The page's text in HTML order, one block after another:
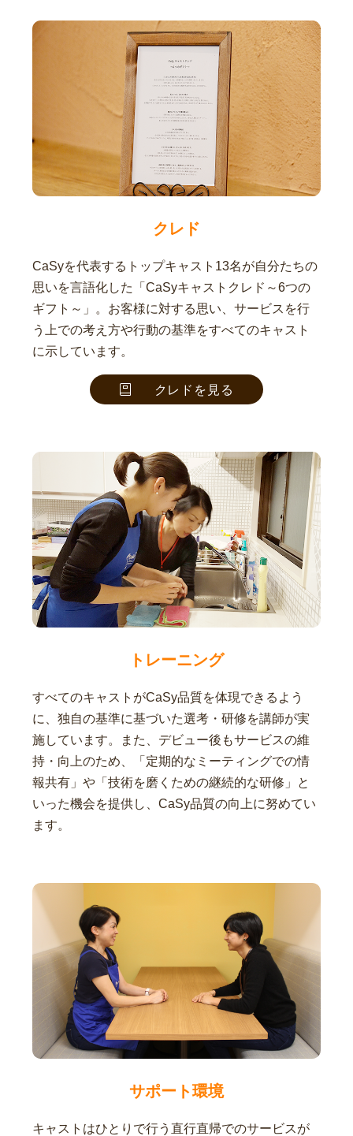
クレド
CaSyを代表するトップキャスト13名が自分たちの
思いを言語化した「CaSyキャストクレド～6つの
ギフト～」。お客様に対する思い、サービスを行
う上での考え方や行動の基準をすべてのキャスト
に示しています。
クレドを見る
トレーニング
すべてのキャストがCaSy品質を体現できるよう
に、独自の基準に基づいた選考・研修を講師が実
施しています。また、デビュー後もサービスの維
持・向上のため、「定期的なミーティングでの情
報共有」や「技術を磨くための継続的な研修」と
いった機会を提供し、CaSy品質の向上に努めてい
ます。
サポート環境
キャストはひとりで行う直行直帰でのサービスが